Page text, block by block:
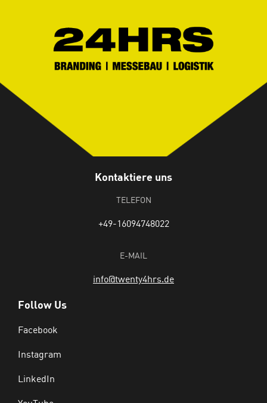
Kontaktiere uns
TELEFON
+49-16094748022
E-MAIL
info@twenty4hrs.de
Follow Us
Facebook
Instagram
LinkedIn